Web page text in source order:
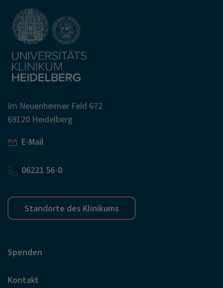
Im Neuenheimer Feld 672
69120 Heidelberg
E-Mail
06221 56-0
Standorte des Klinikums
Spenden
Kontakt